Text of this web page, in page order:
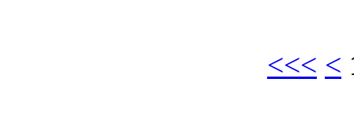
<<< <